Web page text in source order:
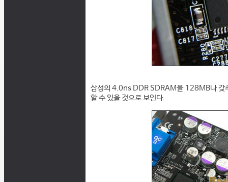
삼성의 4.0ns DDR SDRAM을 128MB나 갖
할 수 있을 것으로 보인다.